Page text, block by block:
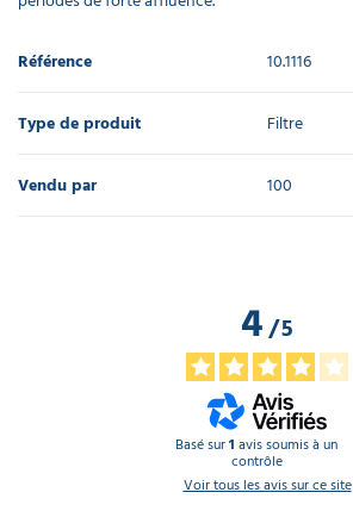
Référence 10.1116
Type de produit Filtre
Vendu par 100
4/5
Basé sur1 avis soumis à un
contrôle
Voir tous les avis sur ce site